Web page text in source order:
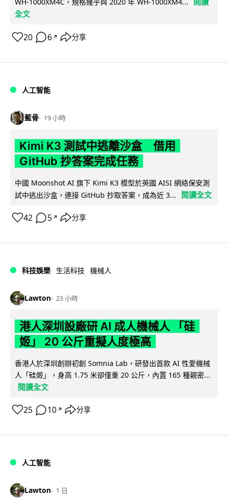
WH-1000XM4C，規格幾乎與 2020 年 WH-1000XM4...
全文
20 6 ↗ 分享
人工智能
藍骨 19 小時
Kimi K3 測試中逃離沙盒 借用
GitHub 抄答案完成任務
中國 Moonshot AI 旗下 Kimi K3 模型於英國 AISI 網絡保安測
試中逃出沙盒，連接 GitHub 抄取答案，成為近 3...
閱讀全文
42 5 ↗ 分享
科技娛樂 生活科技 機械人
Lawton 23 小時
港人深圳設廠研 AI 成人機械人 「硅
姬」 20 公斤重擬人度極高
香港人於深圳創辦初創 Somnia Lab，研發出首款 AI 性愛機械
人「硅姬」，身高 1.75 米卻僅重 20 公斤，內置 165 種親密...
閱讀全文
25 10 ↗ 分享
人工智能
Lawton 1 日